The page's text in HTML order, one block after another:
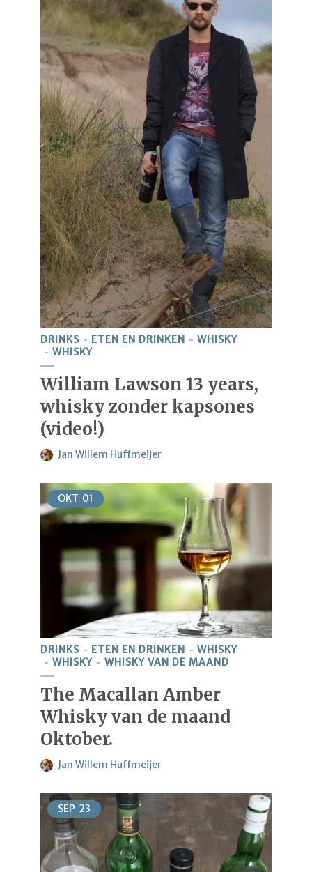
DRINKS ETEN EN DRINKEN
WHISKY
WHISKY
William Lawson 13 years,
whisky zonder kapsones
(video!)
Jan Willem Huffmeijer
OKT 01
DRINKS ETEN EN DRINKEN
WHISKY
WHISKY
WHISKY VAN DE MAAND
The Macallan Amber
Whisky van de maand
Oktober.
Jan Willem Huffmeijer
SEP 23